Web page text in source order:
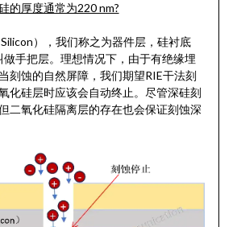
的厚度通常为220 nm?
），我们称之为器件层，硅衬底
做手把层。理想情况下，由于有绝缘埋
刻蚀的自然屏障，我们期望RIE干法刻
化硅层时应该会自动终止。尽管深硅刻
二氧化硅隔离层的存在也会保证刻蚀深